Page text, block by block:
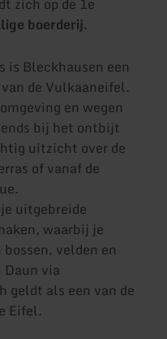
zich op de 1e
boerderij.
is Bleckhausen een
de Vulkaaneifel.
en wegen
bij het ontbijt
uitzicht over de
of vanaf de
uitgebreide
waarbij je
velden en
Daun via
geldt als een van de
Eifel.